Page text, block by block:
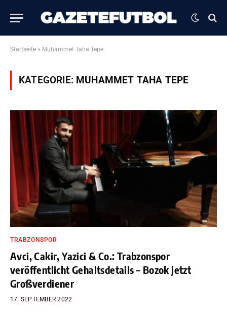
Startseite » Muhammet Taha Tepe
KATEGORIE: MUHAMMET TAHA TEPE
TRABZONSPOR
Avci, Cakir, Yazici & Co.: Trabzonspor
veröffentlicht Gehaltsdetails – Bozok jetzt
Großverdiener
17. SEPTEMBER 2022